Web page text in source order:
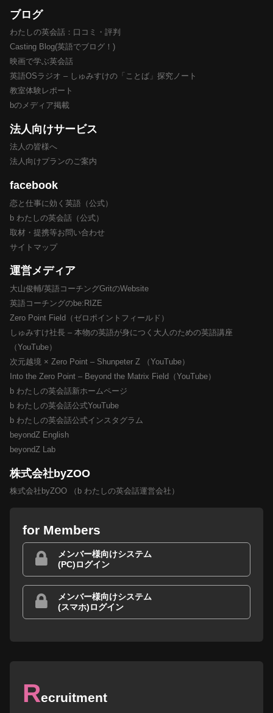
ブログ
わたしの英会話：口コミ・評判
Casting Blog(英語でブログ！)
映画で学ぶ英会話
英語OSラジオ – しゅみすけの「ことば」探究ノート
教室体験レポート
bのメディア掲載
法人向けサービス
法人の皆様へ
法人向けプランのご案内
facebook
恋と仕事に効く英語（公式）
b わたしの英会話（公式）
取材・提携等お問い合わせ
サイトマップ
運営メディア
大山俊輔/英語コーチングGritのWebsite
英語コーチングのbe:RIZE
Zero Point Field（ゼロポイントフィールド）
しゅみすけ社長 – 本物の英語が身につく大人のための英語講座
（YouTube）
次元越境 × Zero Point – Shunpeter Z （YouTube）
Into the Zero Point – Beyond the Matrix Field（YouTube）
b わたしの英会話新ホームページ
b わたしの英会話公式YouTube
b わたしの英会話公式インスタグラム
beyondZ English
beyondZ Lab
株式会社byZOO
株式会社byZOO （b わたしの英会話運営会社）
for Members
メンバー様向けシステム
(PC)ログイン
メンバー様向けシステム
(スマホ)ログイン
Recruitment